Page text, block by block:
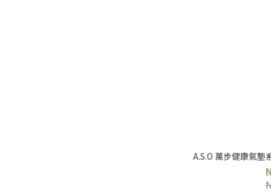
A.S.O 萬步健康氣